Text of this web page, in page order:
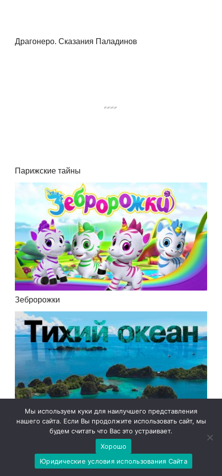
Драгонеро. Сказания Паладинов
Парижские тайны
Зебророжки
Тихий океан
Мы используем куки для наилучшего представления
нашего сайта. Если Вы продолжите использовать сайт, мы
будем считать что Вас это устраивает.
Хорошо
Юридические условия использования Сайта